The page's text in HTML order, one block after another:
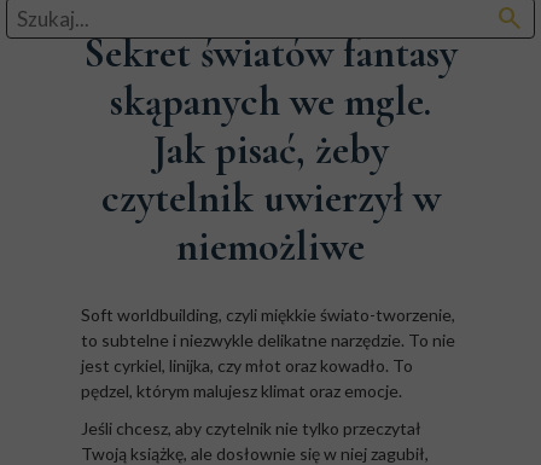
search
Sekret światów fantasy
skąpanych we mgle.
Jak pisać, żeby
czytelnik uwierzył w
niemożliwe
Soft worldbuilding, czyli miękkie świato-tworzenie,
to subtelne i niezwykle delikatne narzędzie. To nie
jest cyrkiel, linijka, czy młot oraz kowadło. To
pędzel, którym malujesz klimat oraz emocje.
Jeśli chcesz, aby czytelnik nie tylko przeczytał
Twoją książkę, ale dosłownie się w niej zagubił,